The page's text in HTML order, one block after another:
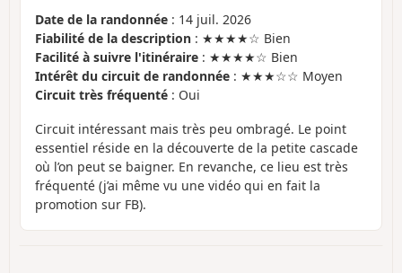
Date de la randonnée : 14 juil. 2026
Fiabilité de la description : ★★★★☆ Bien
Facilité à suivre l'itinéraire : ★★★★☆ Bien
Intérêt du circuit de randonnée : ★★★☆☆ Moyen
Circuit très fréquenté : Oui
Circuit intéressant mais très peu ombragé. Le point
essentiel réside en la découverte de la petite cascade
où l’on peut se baigner. En revanche, ce lieu est très
fréquenté (j’ai même vu une vidéo qui en fait la
promotion sur FB).